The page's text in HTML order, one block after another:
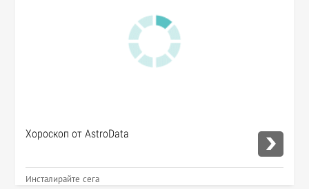
Хороскоп от AstroData
Инсталирайте сега